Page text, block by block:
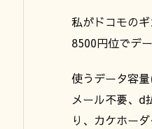
私がドコモの
8500円位でデ
使うデータ容
メール不要、d
り、カケホー